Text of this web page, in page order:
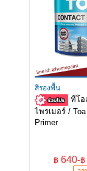
สีรองพื้น
ทีโอ
ไพรเมอร์ /
Primer
฿ 640-฿